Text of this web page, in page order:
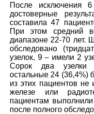
После исключения
достоверные
составила 47
При этом средний
диапазоне 22-70 лет.
обследовано
узелок, 9 – имели 2
Сорок два узелки
остальные 24 (36,4%)
из этих пациентов
железе или
пациентам
после полного